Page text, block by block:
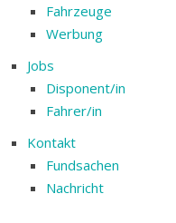
Fahrzeuge
Werbung
Jobs
Disponent/in
Fahrer/in
Kontakt
Fundsachen
Nachricht